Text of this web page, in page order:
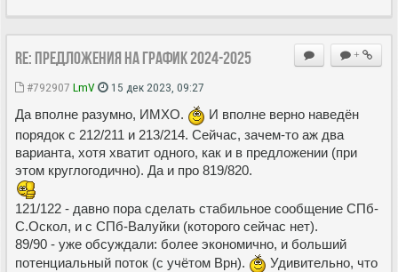
+
Re: Предложения на график 2024-2025
#792907 LmV 15 дек 2023, 09:27
Да вполне разумно, ИМХО.
И вполне верно наведён
порядок с 212/211 и 213/214. Сейчас, зачем-то аж два
варианта, хотя хватит одного, как и в предложении (при
этом круглогодично). Да и про 819/820.
121/122 - давно пора сделать стабильное сообщение СПб-
С.Оскол, и с СПб-Валуйки (которого сейчас нет).
89/90 - уже обсуждали: более экономично, и больший
потенциальный поток (с учётом Врн).
Удивительно, что